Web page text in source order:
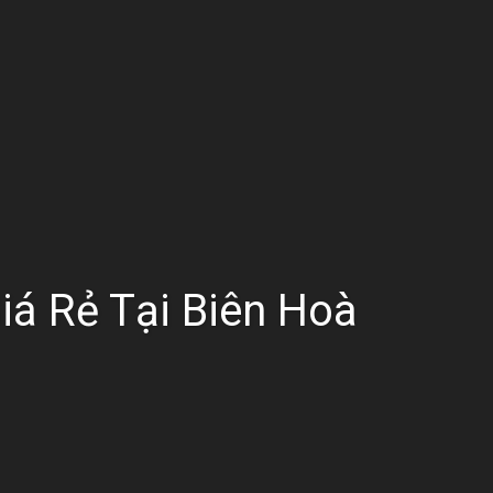
Rẻ Tại Biên Hoà